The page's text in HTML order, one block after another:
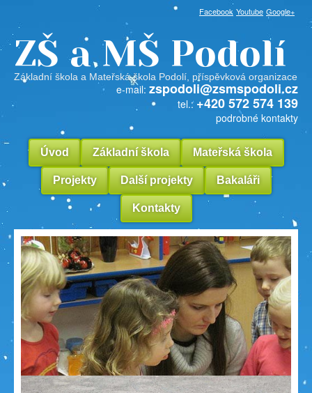
Facebook Youtube Google+
ZŠ a MŠ Podolí
Základní škola a Mateřská škola Podolí, příspěvková organizace
e-mail: zspodoli@zsmspodoli.cz
tel.: +420 572 574 139
podrobné kontakty
Úvod Základní škola Mateřská škola
Projekty Další projekty Bakaláři
Kontakty